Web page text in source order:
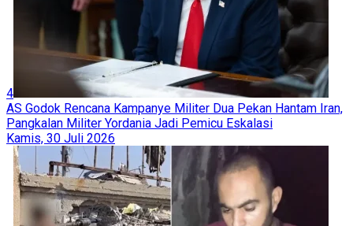
4
AS Godok Rencana Kampanye Militer Dua Pekan Hantam Iran,
Pangkalan Militer Yordania Jadi Pemicu Eskalasi
Kamis, 30 Juli 2026